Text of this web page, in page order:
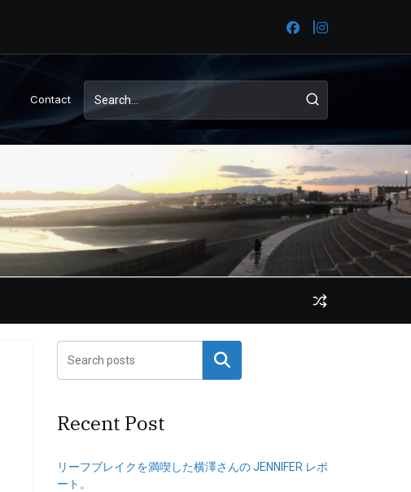
Contact
検索
Recent Post
リーフブレイクを満喫した横澤さんの JENNIFER レポ
ート。